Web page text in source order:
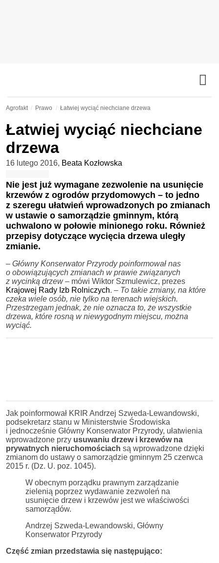
Agrofakt Prawo Łatwiej wyciąć niechciane drzewa
Łatwiej wyciąć niechciane
drzewa
16 lutego 2016, Beata Kozłowska
Nie jest już wymagane zezwolenie na usunięcie
krzewów z ogrodów przydomowych – to jedno
z szeregu ułatwień wprowadzonych po zmianach
w ustawie o samorządzie gminnym, którą
uchwalono w połowie minionego roku. Również
przepisy dotyczące wycięcia drzewa uległy
zmianie.
– Główny Konserwator Przyrody poinformował nas
o obowiązujących zmianach w prawie związanych
z wycinką drzew– mówi Wiktor Szmulewicz, prezes
Krajowej Rady Izb Rolniczych. – To takie zmiany, na które
czeka wiele osób, nie tylko na terenach wiejskich.
Przestrzegam jednak, że nie oznacza to, że wszystkie
drzewa, które rosną w niewygodnym miejscu, można
wyciąć.
Jak poinformował KRIR Andrzej Szweda-Lewandowski,
podsekretarz stanu w Ministerstwie Środowiska
i jednocześnie Główny Konserwator Przyrody, ułatwienia
wprowadzone przy usuwaniu drzew i krzewów na
prywatnych nieruchomościach są wprowadzone dzięki
zmianom do ustawy o samorządzie gminnym 25 czerwca
2015 r. (Dz. U. poz. 1045).
W obecnym porządku prawnym zarządzanie
zielenią poprzez wydawanie zezwoleń na
usunięcie drzew i krzewów jest we właściwości
samorządów.
Andrzej Szweda-Lewandowski, Główny
Konserwator Przyrody
Część zmian przedstawia się następująco: